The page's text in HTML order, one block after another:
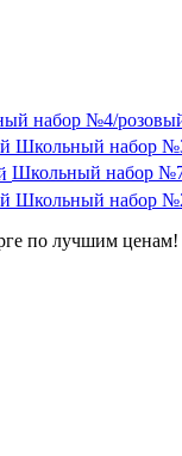
набор №4/
Школьный набор
Школьный набор
Школьный набор
по лучшим ценам!